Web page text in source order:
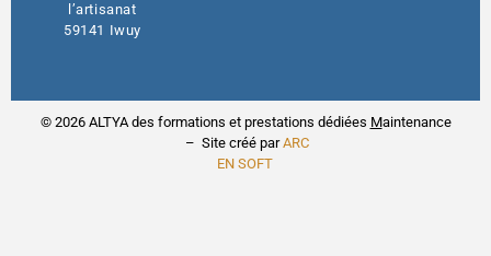
l’artisanat
59141 Iwuy
© 2026 ALTYA des formations et prestations dédiées Maintenance
– Site créé parARC
EN SOFT